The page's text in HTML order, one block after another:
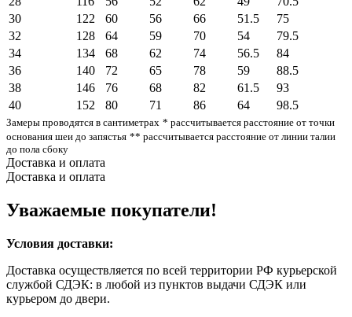
30
122 60 56 66 51.5
75
32
128 64 59 70 54
79.5
34
134 68 62 74 56.5
84
36
140 72 65 78 59
88.5
38
146 76 68 82 61.5
93
40
152 80 71 86 64 98.5
Замеры проводятся в сантиметрах * рассчитывается расстояние от точки
основания шеи до запястья ** рассчитывается расстояние от линии талии
до пола сбоку
Доставка и оплата
Доставка и оплата
Уважаемые покупатели!
Условия доставки:
Доставка осуществляется по всей территории РФ курьерской
службой СДЭК: в любой из пунктов выдачи СДЭК или
курьером до двери.